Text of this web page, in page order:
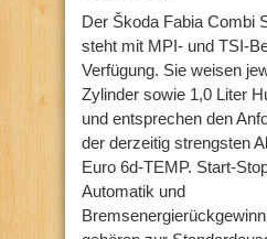
Der Škoda Fabia Combi
steht mit MPI- und TSI-
Verfügung. Sie weisen
Zylinder sowie 1,0 Liter
und entsprechen den
der derzeitig strengsten
Euro 6d-TEMP. Start-
Automatik und